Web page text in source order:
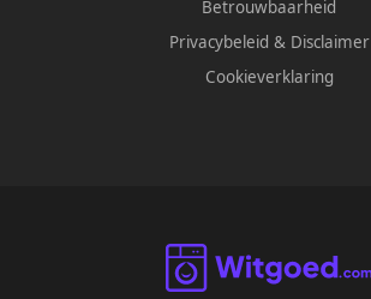
Betrouwbaarheid
Privacybeleid & Disclaimer
Cookieverklaring